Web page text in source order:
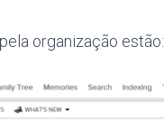
organização estão: